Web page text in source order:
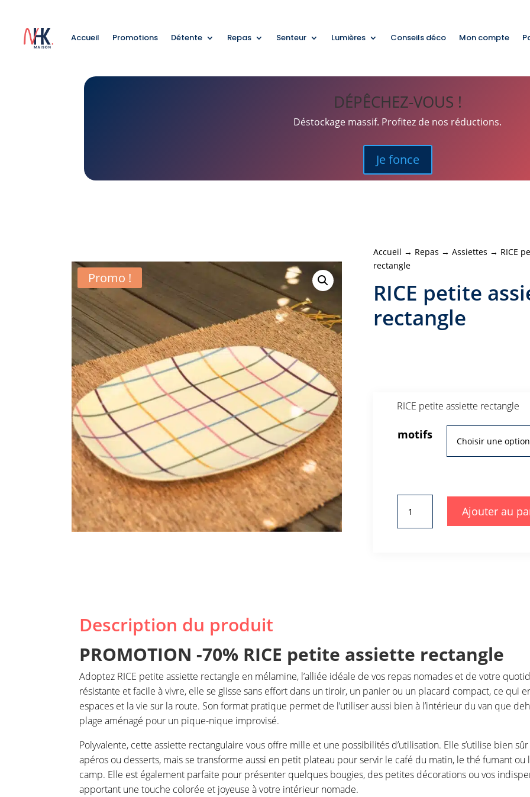
Accueil Promotions Détente Repas Senteur Lumières Conseils déco Mon compte
DÉPÊCHEZ-VOUS !
Déstockage massif. Profitez de nos réductions.
Je fonce
Promo !
Accueil → Repas →Assiettes → RICE
rectangle
RICE petite
rectangle
RICE petite assiette rectangle
motifs
de
RICE
Ajouter au
Description du produit
PROMOTION -70% RICE petite assiette rectangle
Adoptez RICE petite assiette rectangle en mélamine, l’alliée idéale de vos repas nomades et de votre
résistante et facile à vivre, elle se glisse sans effort dans un tiroir, un panier ou un placard compact, ce qui
espaces et la vie sur la route. Son format pratique permet de l’utiliser aussi bien à l’intérieur du van que
plage aménagé pour un pique-nique improvisé.
Polyvalente, cette assiette rectangulaire vous offre mille et une possibilités d’utilisation. Elle s’utilise bien
apéros ou desserts, mais se transforme aussi en petit plateau pour servir le café du matin, le thé fumant ou
camp. Elle est également parfaite pour présenter quelques bougies, des petites décorations ou vos
apportant une touche colorée et joyeuse à votre intérieur nomade.